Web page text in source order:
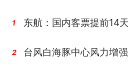
1
2 台风白海豚中心风力增强